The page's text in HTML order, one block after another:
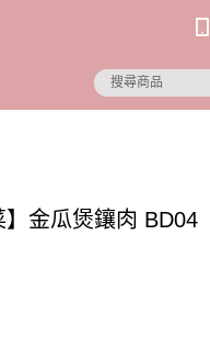
】金瓜煲鑲肉 BD04